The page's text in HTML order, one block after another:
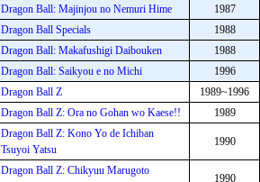
Dragon Ball: Majinjou no Nemuri Hime
1987
Dragon Ball Specials
1988
Dragon Ball: Makafushigi Daibouken
1988
Dragon Ball: Saikyou e no Michi 1996
Dragon Ball Z
1989~1996
Dragon Ball Z: Ora no Gohan wo Kaese!! 1989
Dragon Ball Z: Kono Yo de Ichiban
Tsuyoi Yatsu
1990
Dragon Ball Z: Chikyuu Marugoto
1990